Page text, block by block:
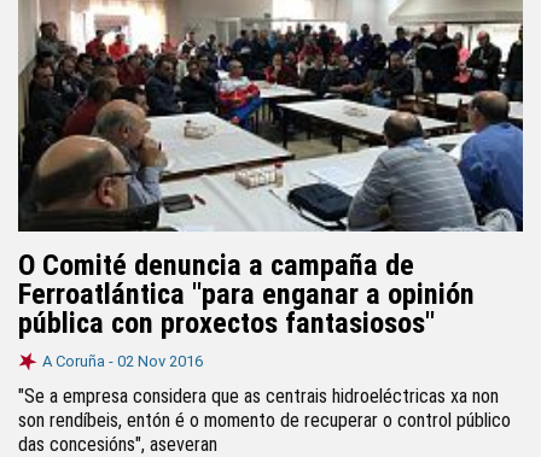
O Comité denuncia a campaña de
Ferroatlántica "para enganar a opinión
pública con proxectos fantasiosos"
A Coruña - 02 Nov 2016
"Se a empresa considera que as centrais hidroeléctricas xa non
son rendíbeis, entón é o momento de recuperar o control público
das concesións", aseveran